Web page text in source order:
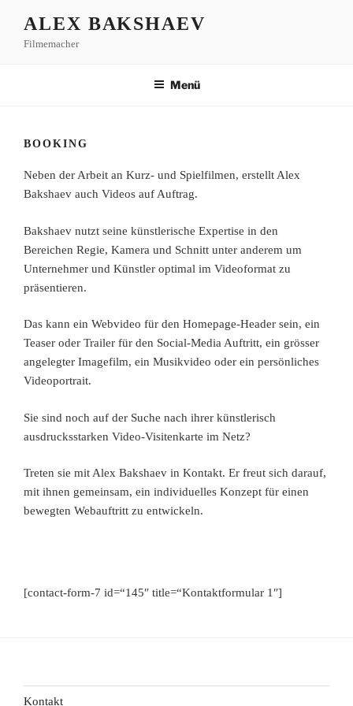
Inhalt
springen
ALEX BAKSHAEV
Filmemacher
Menü
BOOKING
Neben der Arbeit an Kurz- und Spielfilmen, erstellt Alex
Bakshaev auch Videos auf Auftrag.
Bakshaev nutzt seine künstlerische Expertise in den
Bereichen Regie, Kamera und Schnitt unter anderem um
Unternehmer und Künstler optimal im Videoformat zu
präsentieren.
Das kann ein Webvideo für den Homepage-Header sein, ein
Teaser oder Trailer für den Social-Media Auftritt, ein grösser
angelegter Imagefilm, ein Musikvideo oder ein persönliches
Videoportrait.
Sie sind noch auf der Suche nach ihrer künstlerisch
ausdrucksstarken Video-Visitenkarte im Netz?
Treten sie mit Alex Bakshaev in Kontakt. Er freut sich darauf,
mit ihnen gemeinsam, ein individuelles Konzept für einen
bewegten Webauftritt zu entwickeln.
[contact-form-7 id=“145″ title=“Kontaktformular 1″]
Kontakt